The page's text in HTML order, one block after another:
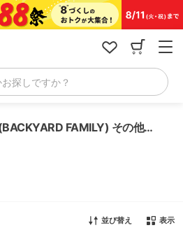
探しですか？
バックヤードファミリー(BACKYARD FAMILY) その他競技アクセサリー
並び替え 表示